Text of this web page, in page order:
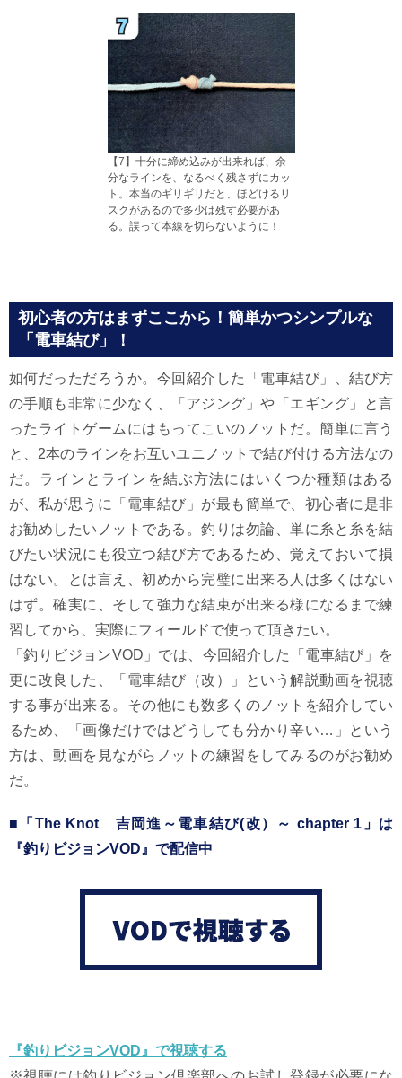
【7】十分に締め込みが出来れば、余
分なラインを、なるべく残さずにカッ
ト。本当のギリギリだと、ほどけるリ
スクがあるので多少は残す必要があ
る。誤って本線を切らないように！
初心者の方はまずここから！簡単かつシンプルな
「電車結び」！
如何だっただろうか。今回紹介した「電車結び」、結び方
の手順も非常に少なく、「アジング」や「エギング」と言
ったライトゲームにはもってこいのノットだ。簡単に言う
と、2本のラインをお互いユニノットで結び付ける方法なの
だ。ラインとラインを結ぶ方法にはいくつか種類はある
が、私が思うに「電車結び」が最も簡単で、初心者に是非
お勧めしたいノットである。釣りは勿論、単に糸と糸を結
びたい状況にも役立つ結び方であるため、覚えておいて損
はない。とは言え、初めから完璧に出来る人は多くはない
はず。確実に、そして強力な結束が出来る様になるまで練
習してから、実際にフィールドで使って頂きたい。
「釣りビジョンVOD」では、今回紹介した「電車結び」を
更に改良した、「電車結び（改）」という解説動画を視聴
する事が出来る。その他にも数多くのノットを紹介してい
るため、「画像だけではどうしても分かり辛い…」という
方は、動画を見ながらノットの練習をしてみるのがお勧め
だ。
■「The Knot 吉岡進～電車結び(改）～ chapter 1」は
『釣りビジョンVOD』で配信中
『釣りビジョンVOD』で視聴する